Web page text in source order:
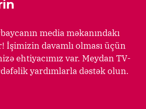
media məkanındakı
İşimizin davamlı olması üçün
ehtiyacımız var. Meydan TV-
yardımlarla dəstək olun.